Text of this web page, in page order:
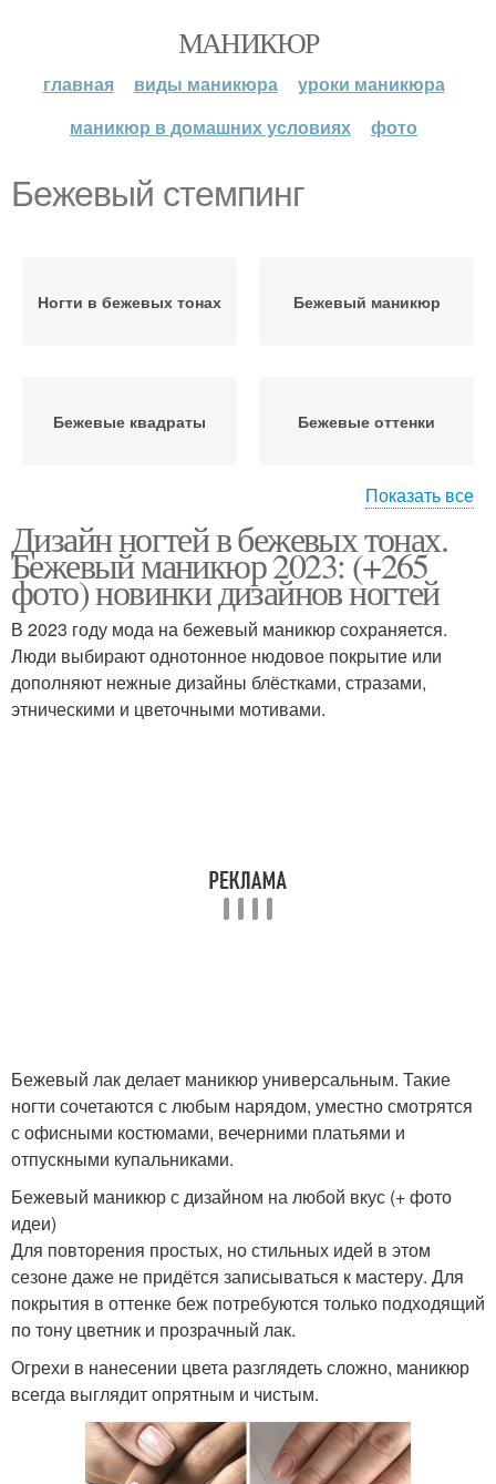
МАНИКЮР
главная виды маникюра
уроки маникюра
маникюр в домашних условиях
фото
Бежевый стемпинг
Ногти в бежевых тонах Бежевый маникюр
Бежевые квадраты Бежевые оттенки
Маникюр в бежевых
тонах
оттенке
Бежевый дизайн
Показать все
Дизайн ногтей в бежевых тонах.
Бежевый маникюр 2023: (+265
фото) новинки дизайнов ногтей
В 2023 году мода на бежевый маникюр сохраняется.
Люди выбирают однотонное нюдовое покрытие или
дополняют нежные дизайны блёстками, стразами,
этническими и цветочными мотивами.
Бежевый лак делает маникюр универсальным. Такие
ногти сочетаются с любым нарядом, уместно смотрятся
с офисными костюмами, вечерними платьями и
отпускными купальниками.
Бежевый маникюр с дизайном на любой вкус (+ фото
идеи)
Для повторения простых, но стильных идей в этом
сезоне даже не придётся записываться к мастеру. Для
покрытия в оттенке беж потребуются только подходящий
по тону цветник и прозрачный лак.
Огрехи в нанесении цвета разглядеть сложно, маникюр
всегда выглядит опрятным и чистым.